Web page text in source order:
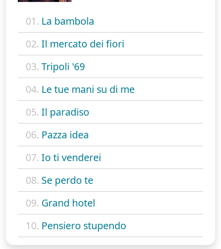
01. La bambola
02. Il mercato dei fiori
03. Tripoli '69
04. Le tue mani su di me
05. Il paradiso
06. Pazza idea
07. Io ti venderei
08. Se perdo te
09. Grand hotel
10. Pensiero stupendo